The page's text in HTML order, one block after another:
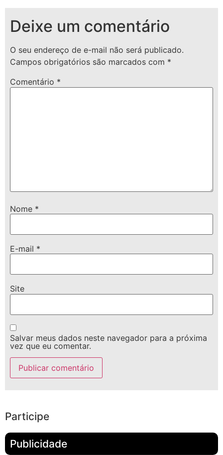
Deixe um comentário
O seu endereço de e-mail não será publicado.
Campos obrigatórios são marcados com *
Comentário *
Nome *
E-mail *
Site
Salvar meus dados neste navegador para a próxima
vez que eu comentar.
Participe
Publicidade